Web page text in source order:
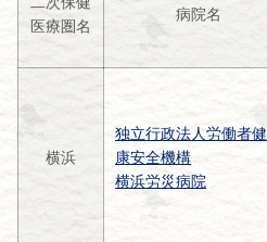
医療圏名
病院名
横浜
独立行政法人労働者健
康安全機構
横浜労災病院